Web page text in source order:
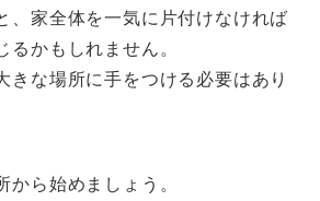
、家全体を一気に片付けなければ
るかもしれません。
きな場所に手をつける必要はあり
から始めましょう。